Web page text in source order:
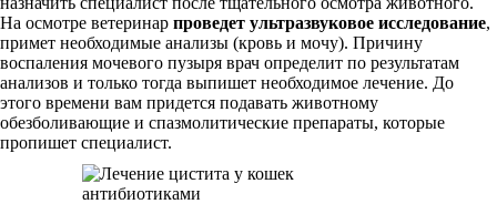
На осмотре ветеринар проведет ультразвуковое исследование,
примет необходимые анализы (кровь и мочу). Причину
воспаления мочевого пузыря врач определит по результатам
анализов и только тогда выпишет необходимое лечение. До
этого времени вам придется подавать животному
обезболивающие и спазмолитические препараты, которые
пропишет специалист.